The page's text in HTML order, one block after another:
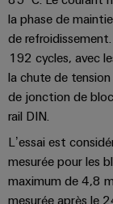
dans
le
transport
ferroviaire
navale
de
complètes
pour
l'industrie
(OEM)
d'E/S
Écrans
Outils
et
la phase de
de
192 cycles, avec
la chute de
de jonction de
rail DIN.
L’essai est
mesurée pour les
maximum de 4,8
mesurée après le